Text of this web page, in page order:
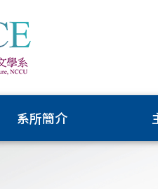
系所簡介